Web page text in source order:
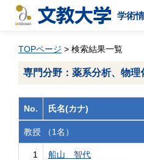
学術
TOPページ > 検索結果一覧
専門分野：薬系分析、物理
No. 氏名(カナ)
教授 （1名）
1
船山 智代